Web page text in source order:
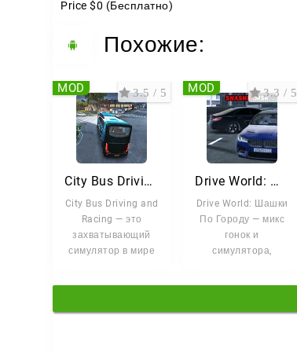
Price $0 (Бесплатно)
Похожие:
City Bus Driving and Racing
City Bus Driving and
Racing — это
захватывающий
симулятор в мире
3.5 / 5
MOD
Drive World: Шашки По Городу
Drive World: Шашки
По Городу — микс
гонок и
симулятора,
3.3 / 5
MOD